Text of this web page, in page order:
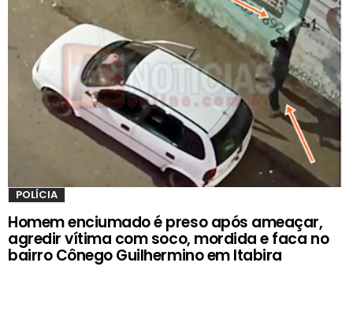
POLÍCIA
Homem enciumado é preso após ameaçar,
agredir vítima com soco, mordida e faca no
bairro Cônego Guilhermino em Itabira